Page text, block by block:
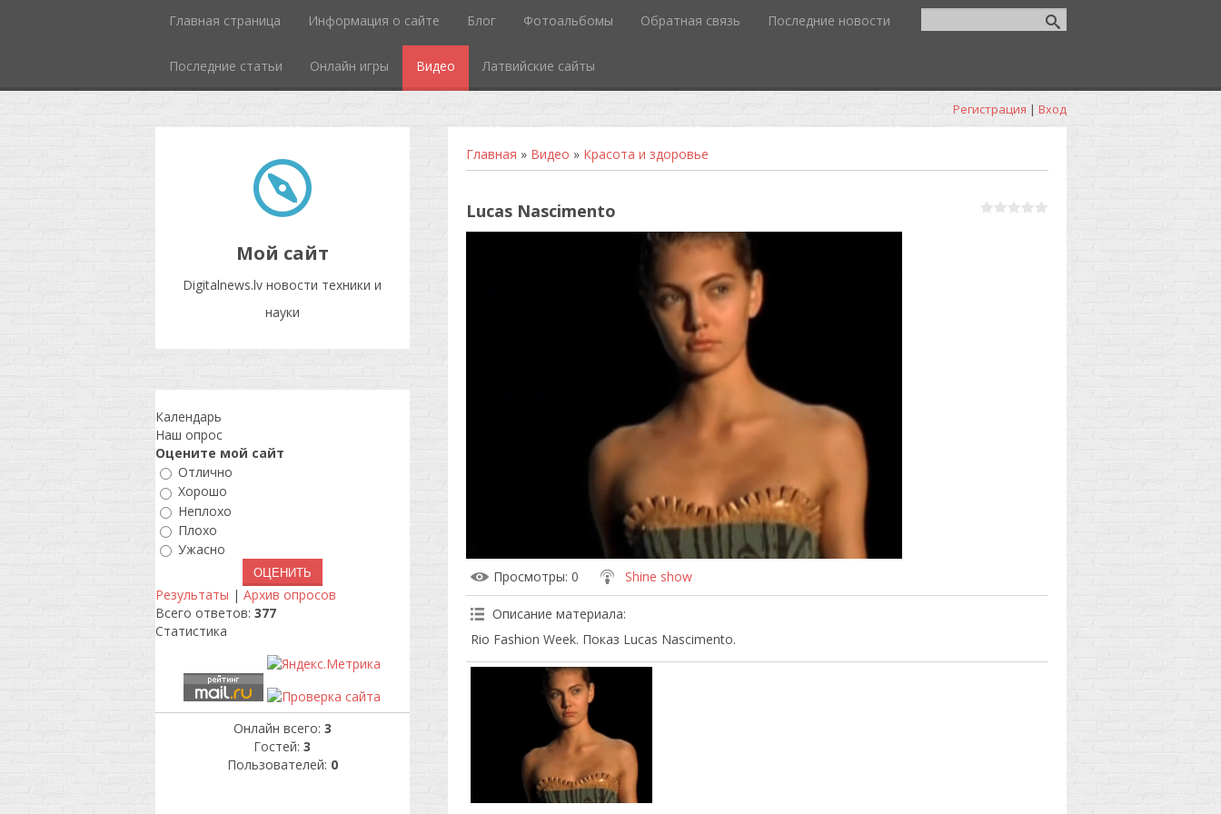
Главная страница Информация о сайте Блог Фотоальбомы Обратная связь Последние новости
Последние статьи Онлайн игры Видео Латвийские сайты
Регистрация | Вход
Мой сайт
Digitalnews.lv новости техники и
науки
Главная » Видео » Красота и здоровье
Lucas Nascimento
Просмотры: 0 Shine show
Описание материала:
Rio Fashion Week. Показ Lucas Nascimento.
Календарь
Наш опрос
Оцените мой сайт
Отлично
Хорошо
Неплохо
Плохо
Ужасно
Результаты | Архив опросов
Всего ответов: 377
Статистика
Онлайн всего: 3
Гостей: 3
Пользователей: 0